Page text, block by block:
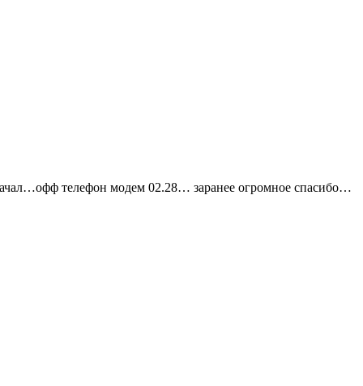
телефон модем 02.28… заранее огромное спасибо…